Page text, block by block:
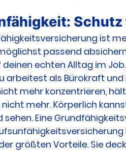
ist
passend
deinen echten Alltag im Job.
arbeitest als Bürokraft
mehr konzentrieren,
mehr. Körperlich
sehen. Eine
größten Vorteile. Sie